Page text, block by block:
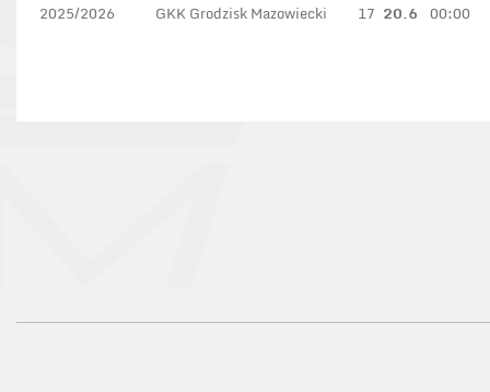
2025/2026 GKK Grodzisk Mazowiecki 17 20.6 00:00